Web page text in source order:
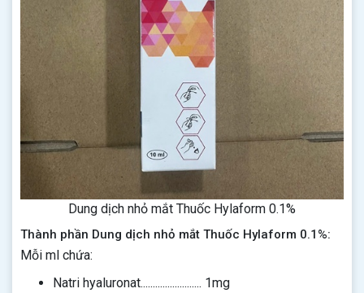
Dung dịch nhỏ mắt Thuốc Hylaform 0.1%
Thành phần Dung dịch nhỏ mắt Thuốc Hylaform 0.1%:
Mỗi ml chứa:
Natri hyaluronat......................... 1mg